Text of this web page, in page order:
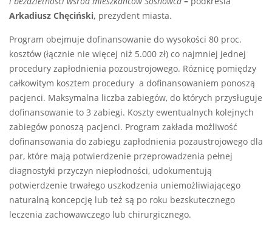
Arkadiusz Chęciński, prezydent miasta.
Program obejmuje dofinansowanie do wysokości 80 proc.
kosztów (łącznie nie więcej niż 5.000 zł) co najmniej jednej
procedury zapłodnienia pozoustrojowego. Róznicę pomiędzy
całkowitym kosztem procedury a dofinansowaniem ponoszą
pacjenci. Maksymalna liczba zabiegów, do których przysługuje
dofinansowanie to 3 zabiegi. Koszty ewentualnych kolejnych
zabiegów ponoszą pacjenci. Program zakłada możliwość
dofinansowania do zabiegu zapłodnienia pozaustrojowego dla
par, które mają potwierdzenie przeprowadzenia pełnej
diagnostyki przyczyn niepłodności, udokumentują
potwierdzenie trwałego uszkodzenia uniemożliwiającego
naturalną koncepcję lub też są po roku bezskutecznego
leczenia zachowawczego lub chirurgicznego.